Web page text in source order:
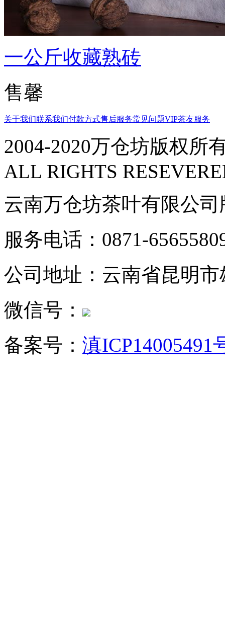
一公斤收藏熟砖
售馨
关于我们联系我们付款方式售后服务常见问题VIP茶友服务
2004-2020万仓坊版权所
ALL RIGHTS
云南万仓坊茶叶有限公
服务电话：0871-
公司地址：云南省昆明
微信号：
备案号： 滇ICP14005491